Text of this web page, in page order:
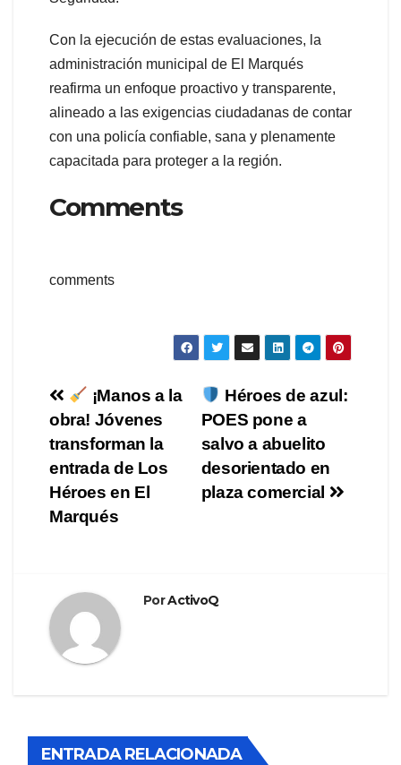
Con la ejecución de estas evaluaciones, la
administración municipal de El Marqués
reafirma un enfoque proactivo y transparente,
alineado a las exigencias ciudadanas de contar
con una policía confiable, sana y plenamente
capacitada para proteger a la región.
Comments
comments
Navegación
de
entradas
Héroes de azul:
POES pone a
salvo a abuelito
desorientado en
plaza comercial
¡Manos a la
obra! Jóvenes
transforman la
entrada de Los
Héroes en El
Marqués
PorActivoQ
ENTRADA RELACIONADA